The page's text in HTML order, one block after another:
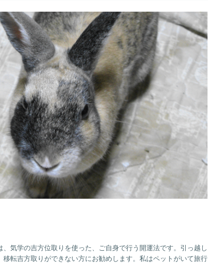
気学の吉方位取りを使った、ご自身で行う開運法です。引っ越し
転吉方取りができない方にお勧めします。私はペットがいて旅行